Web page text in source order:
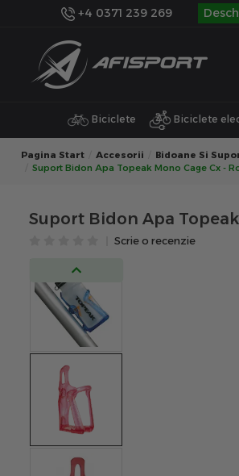
+4 0371 239 269
Biciclete Biciclete
Pagina Start Accesorii Bidoane Si
Suport Bidon Apa Topeak Mono Cage Cx -
Suport Bidon Apa
Scrie o recenzie